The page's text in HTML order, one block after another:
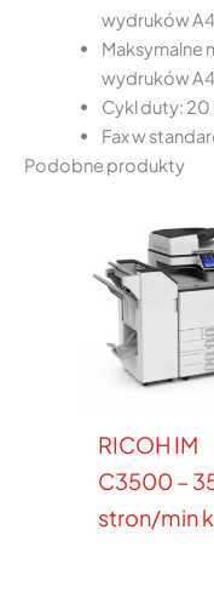
wydruków A4
Maksymalne
wydruków A4
Cykl duty:
Fax w
Podobne produkty
RICOH IM
C3500 –
stron/min